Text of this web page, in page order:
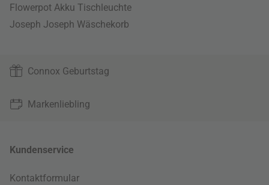
Flowerpot Akku Tischleuchte
Joseph Joseph Wäschekorb
Connox Geburtstag
Markenliebling
Kundenservice
Kontaktformular